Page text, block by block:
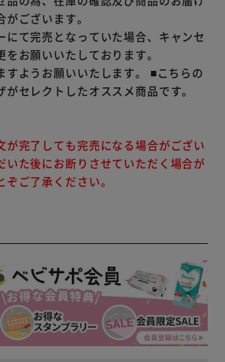
ございます。
にて完売となっていた場合、キャンセ
お願いいたしております。
ようお願いいたします。 ■こちらの
セレクトしたオススメ商品です。
が完了しても完売になる場合がござい
いた後にお断りさせていただく場合が
ご了承ください。